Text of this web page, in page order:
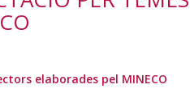
elaborades pel MINECO